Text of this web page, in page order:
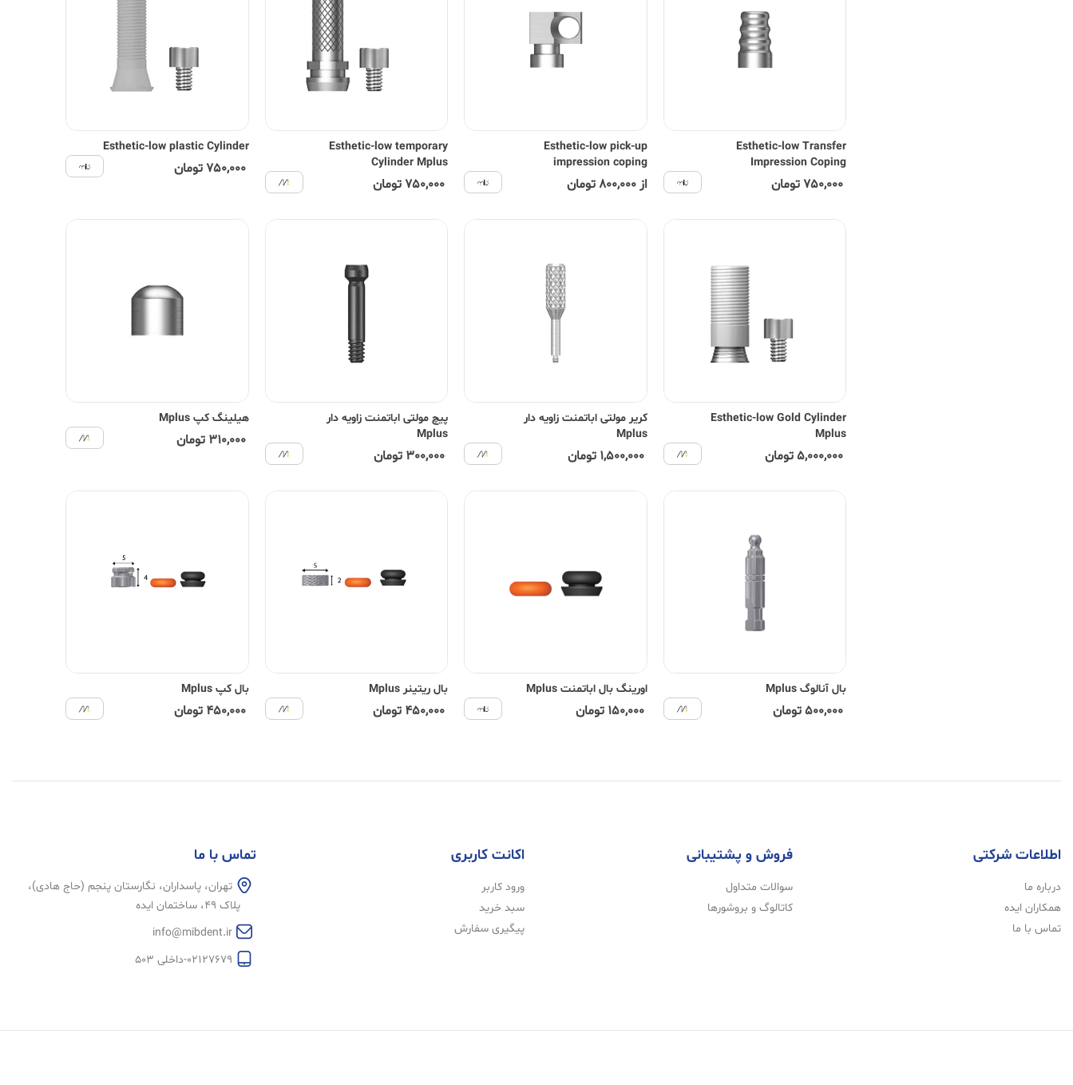
Esthetic-low Transfer
Impression Coping
Esthetic-low pick-up
impression coping
از 800,000 تومان
Esthetic-low temporary
Cylinder Mplus
Esthetic-low plastic Cylinder
750,000 تومان
Esthetic-low Gold Cylinder
Mplus
کریر مولتی اباتمنت زاویه دار
Mplus
1,500,000 تومان
پیچ مولتی اباتمنت زاویه دار
Mplus
هیلینگ کپ Mplus
310,000 تومان
بال آنالوگ Mplus اورینگ بال اباتمنت Mplus
150,000 تومان
بال ریتینر Mplus بال کپ Mplus
450,000 تومان
اطلاعات شرکتی
درباره ما
همکاران ایده
تماس با ما
فروش و پشتیبانی
سوالات متداول
کاتالوگ و بروشورها
اکانت کاربری
ورود کاربر
سبد خرید
پیگیری سفارش
تماس با ما
تهران، پاسداران، نگارستان پنجم (حاج هادی)،
پلاک 49، ساختمان ایده
info@mibdent.ir
02127679-داخلی 503